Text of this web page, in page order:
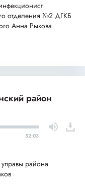
отделения №2 ДГКБ
Анна Рыкова
район
52:03
управы района